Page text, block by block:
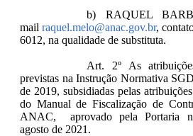
b) RAQUEL
mail raquel.melo@anac.gov.br,
6012, na qualidade de substituta.
Art. 2º As
previstas na Instrução Normativa
de 2019, subsidiadas pelas
do Manual de Fiscalização de
ANAC, aprovado pela Portaria
agosto de 2021.